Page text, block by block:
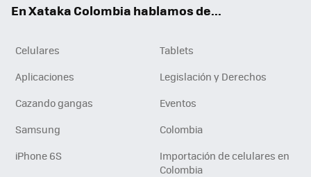
En Xataka Colombia hablamos de...
Celulares
Tablets
Aplicaciones
Legislación y Derechos
Cazando gangas
Eventos
Samsung
Colombia
iPhone 6S
Importación de celulares en
Colombia